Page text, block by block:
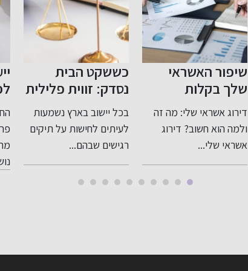
כששקט הבית
נסדק: זווית פלילית
רגישה ומדויקת
לעבירות בתוך
המשפחה
בכל יישוב בארץ נשמעות
לעיתים לחישות על תיקים
רגישים שבהם...
ייעוץ לפני פרישה
לפנסיה: תכנון חכם
לעתיד בטוח
החשיבות של ייעוץ לפני
פרישה לפנסיה כאשר
מתקרבים לגיל פרישה,
נושא...